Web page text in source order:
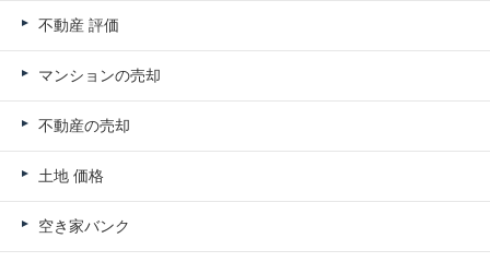
不動産 評価
マンションの売却
不動産の売却
土地 価格
空き家バンク